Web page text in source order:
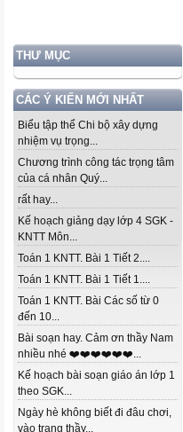
THƯ MỤC
CÁC Ý KIẾN MỚI NHẤT
Biểu tập thể Chi bộ xây dựng
nhiệm vụ trọng...
Chương trình công tác trọng tâm
của cá nhân Quý...
rất hay...
Kế hoạch giảng dạy lớp 4 SGK -
KNTT Môn...
Toán 1 KNTT. Bài 1 Tiết 2....
Toán 1 KNTT. Bài 1 Tiết 1....
Toán 1 KNTT. Bài Các số từ 0
đến 10...
Bài soạn hay. Cảm ơn thầy Nam
nhiều nhé ❤️❤️❤️❤️❤️❤️...
Kế hoạch bài soạn giáo án lớp 1
theo SGK...
Ngày hè không biết đi đâu chơi,
vào trang thầy...